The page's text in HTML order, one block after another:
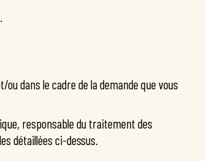
dans le cadre de la demande que vous
responsable du traitement des
détaillées ci-dessus.